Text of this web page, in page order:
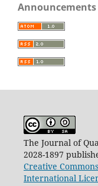
Announcements
The Journal of
2028-1897
Creative
International